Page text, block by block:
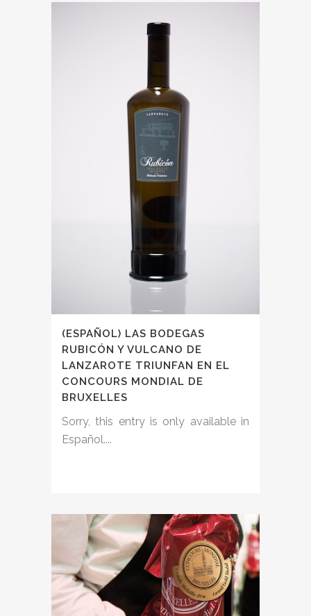
(ESPAÑOL) LAS BODEGAS
RUBICÓN Y VULCANO DE
LANZAROTE TRIUNFAN EN EL
CONCOURS MONDIAL DE
BRUXELLES
Sorry, this entry is only available in
Español....